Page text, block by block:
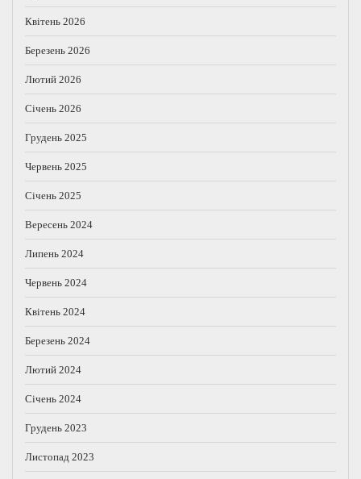
Квітень 2026
Березень 2026
Лютий 2026
Січень 2026
Грудень 2025
Червень 2025
Січень 2025
Вересень 2024
Липень 2024
Червень 2024
Квітень 2024
Березень 2024
Лютий 2024
Січень 2024
Грудень 2023
Листопад 2023